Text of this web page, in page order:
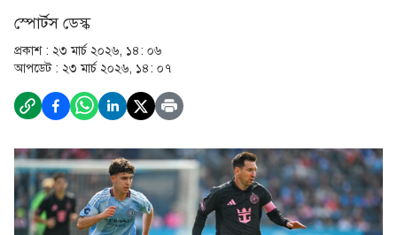
স্পোর্টস ডেস্ক
প্রকাশ : ২৩ মার্চ ২০২৬, ১৪: ০৬
আপডেট : ২৩ মার্চ ২০২৬, ১৪: ০৭